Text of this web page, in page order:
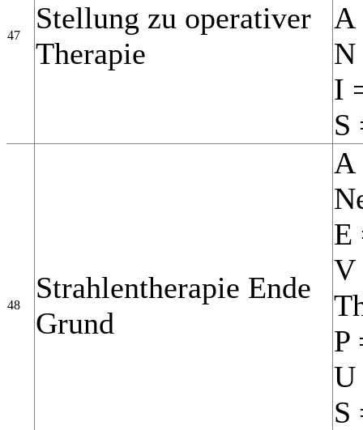
47
Stellung zu operativer
Therapie
A
N
I
S
48
Strahlentherapie Ende
Grund
A
E
V
P
U
S